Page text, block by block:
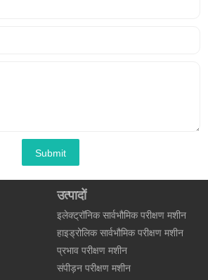
उत्पादों
इलेक्ट्रॉनिक सार्वभौमिक परीक्षण मशीन
हाइड्रोलिक सार्वभौमिक परीक्षण मशीन
प्रभाव परीक्षण मशीन
संपीड़न परीक्षण मशीन